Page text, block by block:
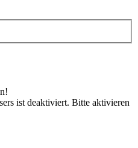
ist deaktiviert. Bitte aktivieren